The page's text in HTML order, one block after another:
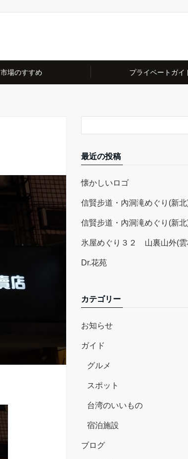
市場のすすめ プライベートガイ
最近の投稿
懐かしいロゴ
信賢步道・內洞滝めぐり(新
信賢步道・內洞滝めぐり(新
氷屋めぐり３２ 山裏山外(雲
Dr.花苑
カテゴリー
お知らせ
ガイド
グルメ
スポット
台湾のいいもの
宿泊施設
ブログ